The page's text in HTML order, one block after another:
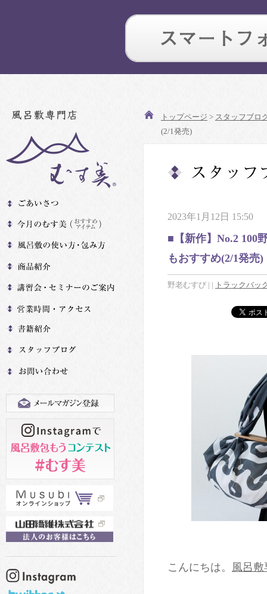
トップページ > スタッフブロ
(2/1発売)
2023年1月12日 15:50
■【新作】No.2 100
もおすすめ(2/1発売)
野老むすび | | トラックバッ
こんにちは。 風呂